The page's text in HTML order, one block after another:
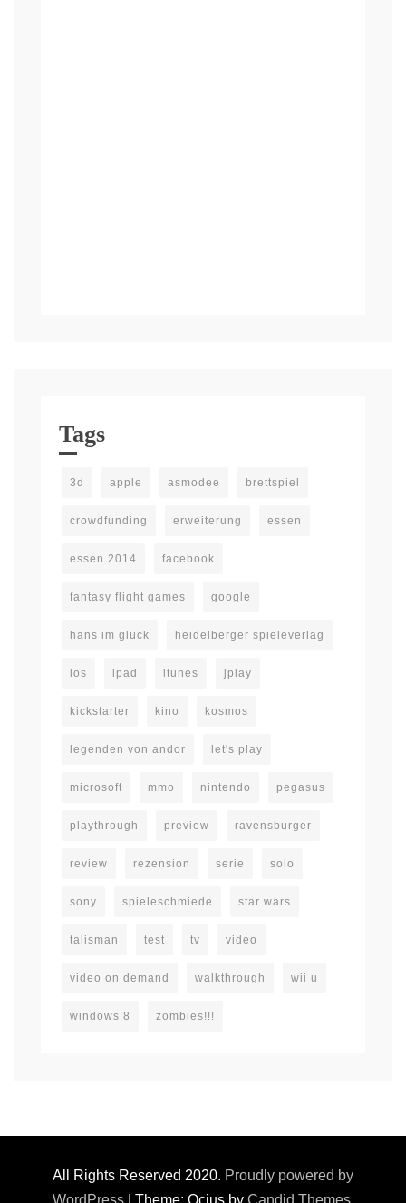
Tags
3d apple asmodee brettspiel
crowdfunding erweiterung essen
essen 2014 facebook
fantasy flight games google
hans im glück heidelberger spieleverlag
ios ipad itunes jplay
kickstarter kino kosmos
legenden von andor let's play
microsoft mmo nintendo pegasus
playthrough preview ravensburger
review rezension serie solo
sony spieleschmiede star wars
talisman test tv video
video on demand walkthrough wii u
windows 8 zombies!!!
All Rights Reserved 2020. Proudly powered by
WordPress
Theme: Ocius by Candid Themes.